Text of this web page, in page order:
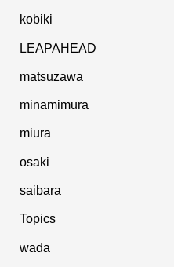
kobiki
LEAPAHEAD
matsuzawa
minamimura
miura
osaki
saibara
Topics
wada